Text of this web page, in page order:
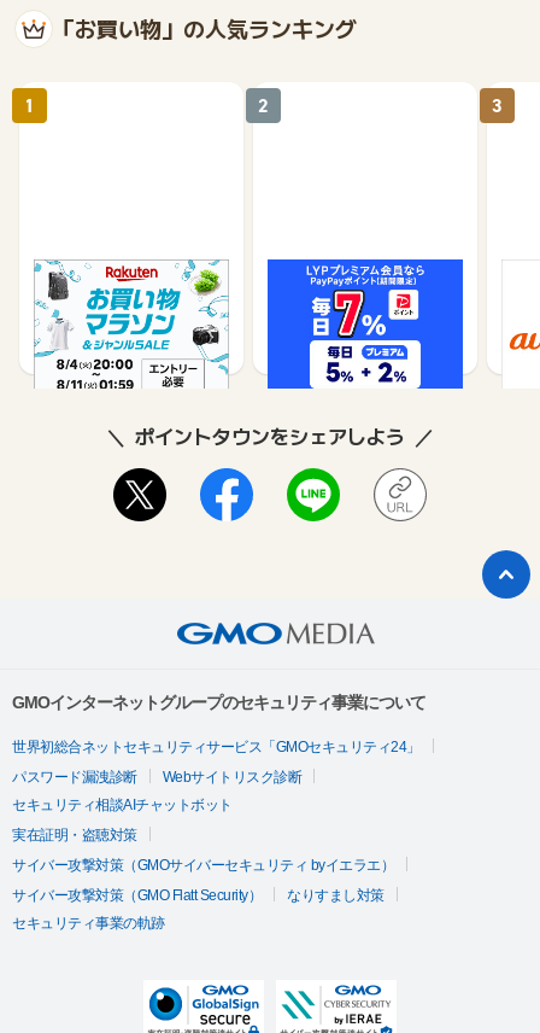
「お買い物」の人気ランキング
楽天市場
1%
1
Yahoo!ショッピング
1%
2 3
ポイントタウンをシェアしよう
GMOインターネットグループのセキュリティ事業について
世界初総合ネットセキュリティサービス「GMOセキュリティ24」
パスワード漏洩診断
Webサイトリスク診断
セキュリティ相談AIチャットボット
実在証明・盗聴対策
サイバー攻撃対策（GMOサイバーセキュリティ byイエラエ）
サイバー攻撃対策（GMO Flatt Security）
なりすまし対策
セキュリティ事業の軌跡